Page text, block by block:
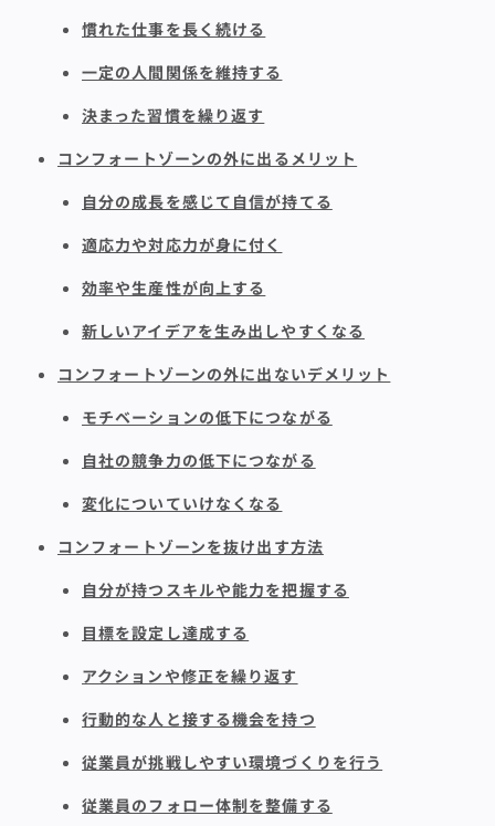
慣れた仕事を長く続ける
一定の人間関係を維持する
決まった習慣を繰り返す
コンフォートゾーンの外に出るメリット
自分の成長を感じて自信が持てる
適応力や対応力が身に付く
効率や生産性が向上する
新しいアイデアを生み出しやすくなる
コンフォートゾーンの外に出ないデメリット
モチベーションの低下につながる
自社の競争力の低下につながる
変化についていけなくなる
コンフォートゾーンを抜け出す方法
自分が持つスキルや能力を把握する
目標を設定し達成する
アクションや修正を繰り返す
行動的な人と接する機会を持つ
従業員が挑戦しやすい環境づくりを行う
従業員のフォロー体制を整備する